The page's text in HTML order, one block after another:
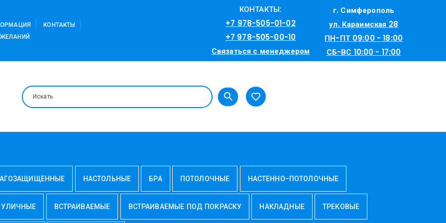
КОНТАКТЫ
КОНТАКТЫ:
+7 978-505-01-02
+7 978-505-00-10
Связаться с менеджером
г. Симферополь
ул. Караимская 28
ПН-ПТ 09:00 - 18:00
СБ-ВС 10:00 - 17:00
НАСТОЛЬНЫЕ БРА ПОТОЛОЧНЫЕ НАСТЕННО-ПОТОЛОЧНЫЕ
УЛИЧНЫЕ ВСТРАИВАЕМЫЕ ВСТРАИВАЕМЫЕ ПОД ПОКРАСКУ НАКЛАДНЫЕ ТРЕКОВЫЕ